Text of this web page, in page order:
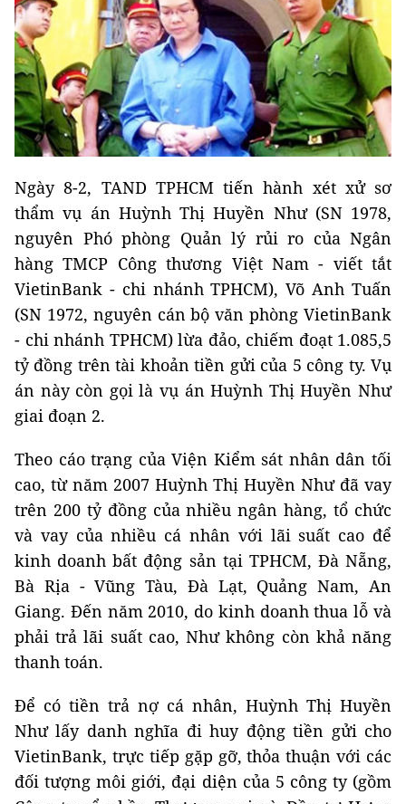
Ngày 8-2, TAND TPHCM tiến hành xét xử sơ
thẩm vụ án Huỳnh Thị Huyền Như (SN 1978,
nguyên Phó phòng Quản lý rủi ro của Ngân
hàng TMCP Công thương Việt Nam - viết tắt
VietinBank - chi nhánh TPHCM), Võ Anh Tuấn
(SN 1972, nguyên cán bộ văn phòng VietinBank
- chi nhánh TPHCM) lừa đảo, chiếm đoạt 1.085,5
tỷ đồng trên tài khoản tiền gửi của 5 công ty. Vụ
án này còn gọi là vụ án Huỳnh Thị Huyền Như
giai đoạn 2.
Theo cáo trạng của Viện Kiểm sát nhân dân tối
cao, từ năm 2007 Huỳnh Thị Huyền Như đã vay
trên 200 tỷ đồng của nhiều ngân hàng, tổ chức
và vay của nhiều cá nhân với lãi suất cao để
kinh doanh bất động sản tại TPHCM, Đà Nẵng,
Bà Rịa - Vũng Tàu, Đà Lạt, Quảng Nam, An
Giang. Đến năm 2010, do kinh doanh thua lỗ và
phải trả lãi suất cao, Như không còn khả năng
thanh toán.
Để có tiền trả nợ cá nhân, Huỳnh Thị Huyền
Như lấy danh nghĩa đi huy động tiền gửi cho
VietinBank, trực tiếp gặp gỡ, thỏa thuận với các
đối tượng môi giới, đại diện của 5 công ty (gồm